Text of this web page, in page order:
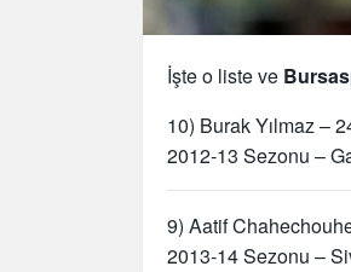
İşte o liste ve
10) Burak Yılmaz –
2012-13 Sezonu –
9) Aatif
2013-14 Sezonu –